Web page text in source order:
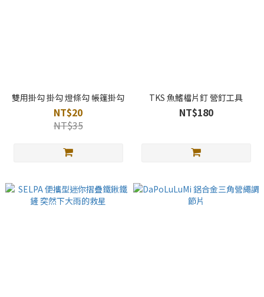
雙用掛勾 掛勾 燈條勾 帳篷掛勾
NT$20
NT$35
TKS 魚鰭檔片釘 營釘工具
NT$180